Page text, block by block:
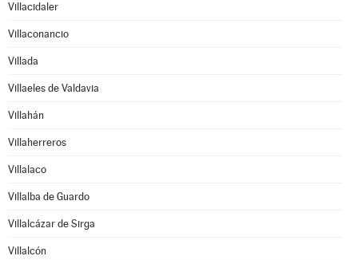
Villacidaler
Villaconancio
Villada
Villaeles de Valdavia
Villahán
Villaherreros
Villalaco
Villalba de Guardo
Villalcázar de Sirga
Villalcón